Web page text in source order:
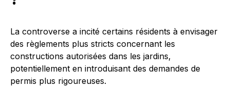
La controverse a incité certains résidents à envisager
des règlements plus stricts concernant les
constructions autorisées dans les jardins,
potentiellement en introduisant des demandes de
permis plus rigoureuses.